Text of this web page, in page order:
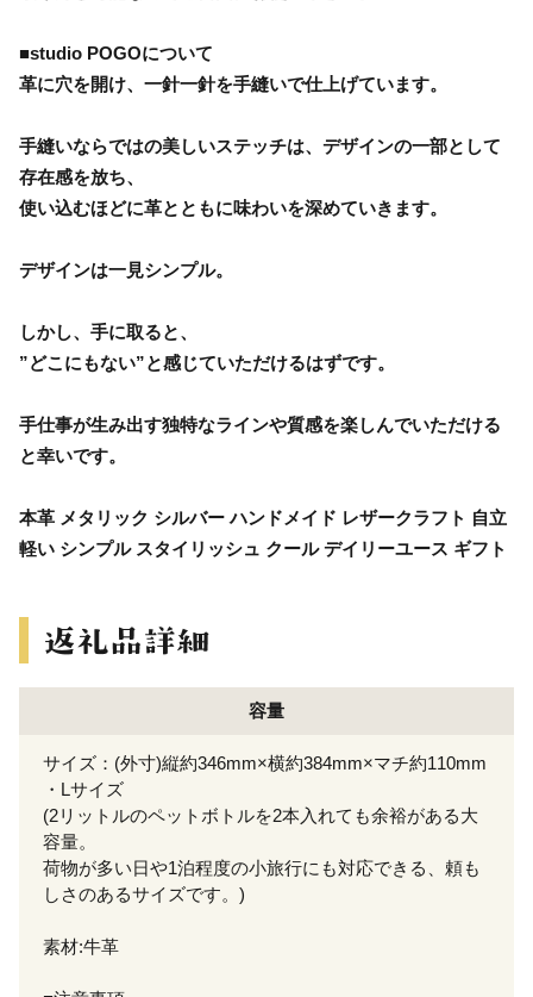
■studio POGOについて
革に穴を開け、一針一針を手縫いで仕上げています。
手縫いならではの美しいステッチは、デザインの一部として
存在感を放ち、
使い込むほどに革とともに味わいを深めていきます。
デザインは一見シンプル。
しかし、手に取ると、
”どこにもない”と感じていただけるはずです。
手仕事が生み出す独特なラインや質感を楽しんでいただける
と幸いです。
本革 メタリック シルバー ハンドメイド レザークラフト 自立
軽い シンプル スタイリッシュ クール デイリーユース ギフト
容量
サイズ：(外寸)縦約346mm×横約384mm×マチ約110mm
・Lサイズ
(2リットルのペットボトルを2本入れても余裕がある大
容量。
荷物が多い日や1泊程度の小旅行にも対応できる、頼も
しさのあるサイズです。)
素材:牛革